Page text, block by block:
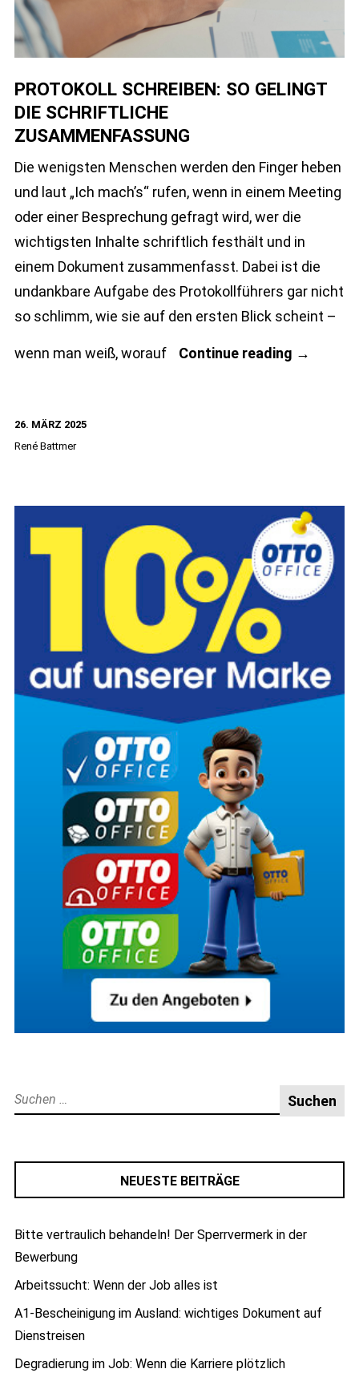
PROTOKOLL SCHREIBEN: SO GELINGT
DIE SCHRIFTLICHE
ZUSAMMENFASSUNG
Die wenigsten Menschen werden den Finger heben
und laut „Ich mach’s“ rufen, wenn in einem Meeting
oder einer Besprechung gefragt wird, wer die
wichtigsten Inhalte schriftlich festhält und in
einem Dokument zusammenfasst. Dabei ist die
undankbare Aufgabe des Protokollführers gar nicht
so schlimm, wie sie auf den ersten Blick scheint –
wenn man weiß, worauf Continue reading Protokoll
→
26. MÄRZ 2025
René Battmer
Suche
nach:
NEUESTE BEITRÄGE
Bitte vertraulich behandeln! Der Sperrvermerk in der
Bewerbung
Arbeitssucht: Wenn der Job alles ist
A1-Bescheinigung im Ausland: wichtiges Dokument auf
Dienstreisen
Degradierung im Job: Wenn die Karriere plötzlich